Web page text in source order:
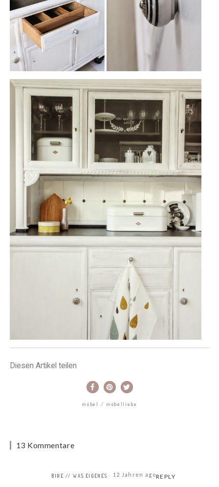
Diesen Artikel teilen
möbel möbelliebe
13 Kommentare
BINE // WAS EIGENES 12 Jahren agoREPLY